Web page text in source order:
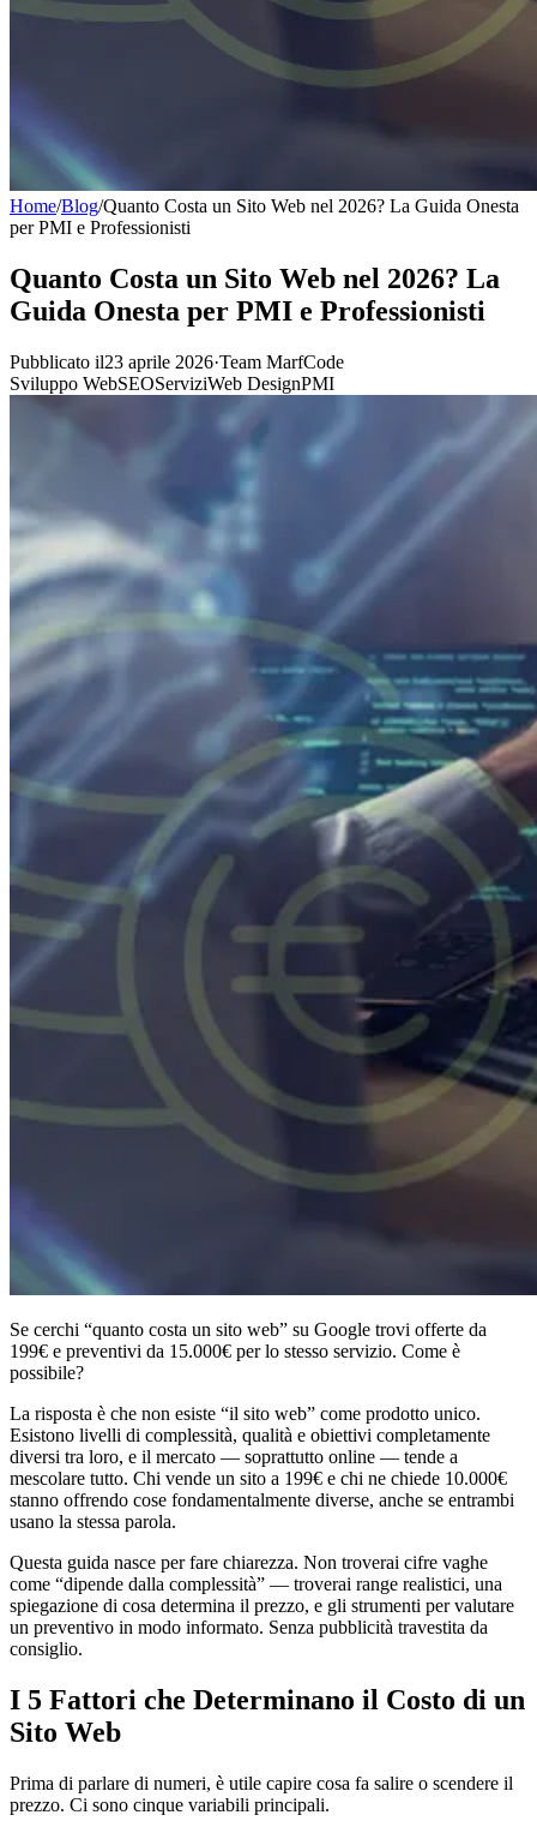
Home/Blog/Quanto Costa un Sito Web nel 2026? La Guida Onesta
per PMI e Professionisti
Quanto Costa un Sito Web nel 2026? La
Guida Onesta per PMI e Professionisti
Pubblicato il23 aprile 2026·Team MarfCode
Sviluppo WebSEOServiziWeb DesignPMI
Se cerchi “quanto costa un sito web” su Google trovi offerte da
199€ e preventivi da 15.000€ per lo stesso servizio. Come è
possibile?
La risposta è che non esiste “il sito web” come prodotto unico.
Esistono livelli di complessità, qualità e obiettivi completamente
diversi tra loro, e il mercato — soprattutto online — tende a
mescolare tutto. Chi vende un sito a 199€ e chi ne chiede 10.000€
stanno offrendo cose fondamentalmente diverse, anche se entrambi
usano la stessa parola.
Questa guida nasce per fare chiarezza. Non troverai cifre vaghe
come “dipende dalla complessità” — troverai range realistici, una
spiegazione di cosa determina il prezzo, e gli strumenti per valutare
un preventivo in modo informato. Senza pubblicità travestita da
consiglio.
I 5 Fattori che Determinano il Costo di un
Sito Web
Prima di parlare di numeri, è utile capire cosa fa salire o scendere il
prezzo. Ci sono cinque variabili principali.